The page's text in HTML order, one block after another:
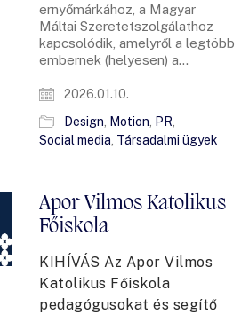
ernyőmárkához, a Magyar
Máltai Szeretetszolgálathoz
kapcsolódik, amelyről a legtöbb
embernek (helyesen) a…
2026.01.10.
Design
Motion PR
Social media Társadalmi ügyek
Apor Vilmos Katolikus
Főiskola
KIHÍVÁS Az Apor Vilmos
Katolikus Főiskola
pedagógusokat és segítő